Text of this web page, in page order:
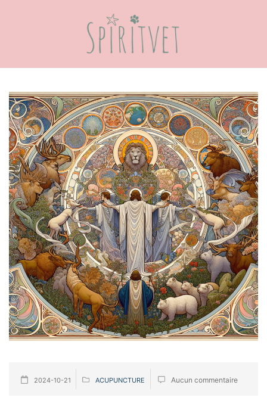
2024-10-21 ACUPUNCTURE Aucun commentaire